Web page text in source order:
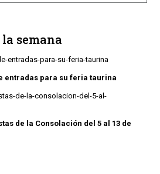
semana
entradas para su feria taurina
de la Consolación del 5 al 13 de